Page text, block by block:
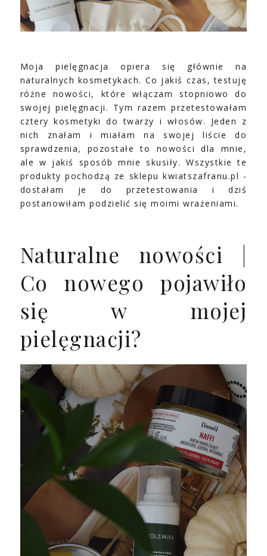
Moja pielęgnacja opiera się głównie na
naturalnych kosmetykach. Co jakiś czas, testuję
różne nowości, które włączam stopniowo do
swojej pielęgnacji. Tym razem przetestowałam
cztery kosmetyki do twarzy i włosów. Jeden z
nich znałam i miałam na swojej liście do
sprawdzenia, pozostałe to nowości dla mnie,
ale w jakiś sposób mnie skusiły. Wszystkie te
produkty pochodzą ze sklepu kwiatszafranu.pl -
dostałam je do przetestowania i dziś
postanowiłam podzielić się moimi wrażeniami.
Naturalne nowości |
Co nowego pojawiło
się w mojej
pielęgnacji?